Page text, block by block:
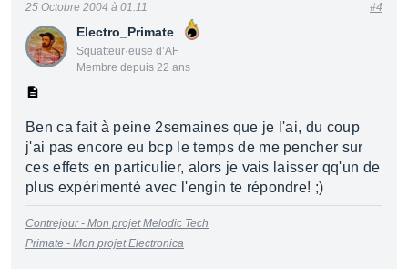
Electro_Primate
Squatteur·euse d’AF
Membre depuis 22 ans
25 Octobre 2004 à 01:11 #4
Ben ca fait à peine 2semaines que je l'ai, du coup
j'ai pas encore eu bcp le temps de me pencher sur
ces effets en particulier, alors je vais laisser qq'un de
plus expérimenté avec l'engin te répondre! ;)
Contrejour - Mon projet Melodic Tech
Primate - Mon projet Electronica